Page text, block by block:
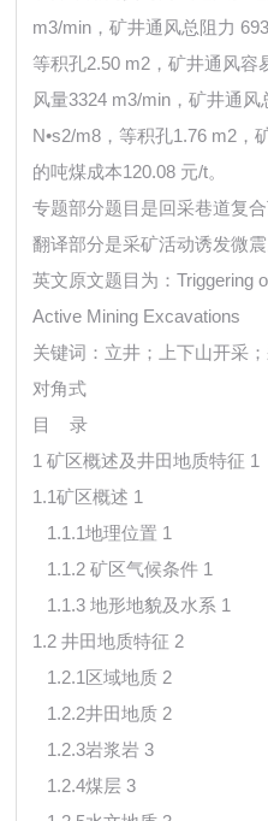
m3/min，矿井通风总阻力
等积孔2.50 m2，矿井通风容
风量3324 m3/min，矿井通
N•s2/m8，等积孔1.76 m2，
的吨煤成本120.08 元/t。
专题部分题目是回采巷道复
翻译部分是采矿活动诱发微震
英文原文题目为：Triggering
Active Mining Excavations
关键词：立井；上下山开采
对角式
目 录
1 矿区概述及井田地质特征 1
1.1矿区概述 1
1.1.1地理位置 1
1.1.2 矿区气候条件 1
1.1.3 地形地貌及水系 1
1.2 井田地质特征 2
1.2.1区域地质 2
1.2.2井田地质 2
1.2.3岩浆岩 3
1.2.4煤层 3